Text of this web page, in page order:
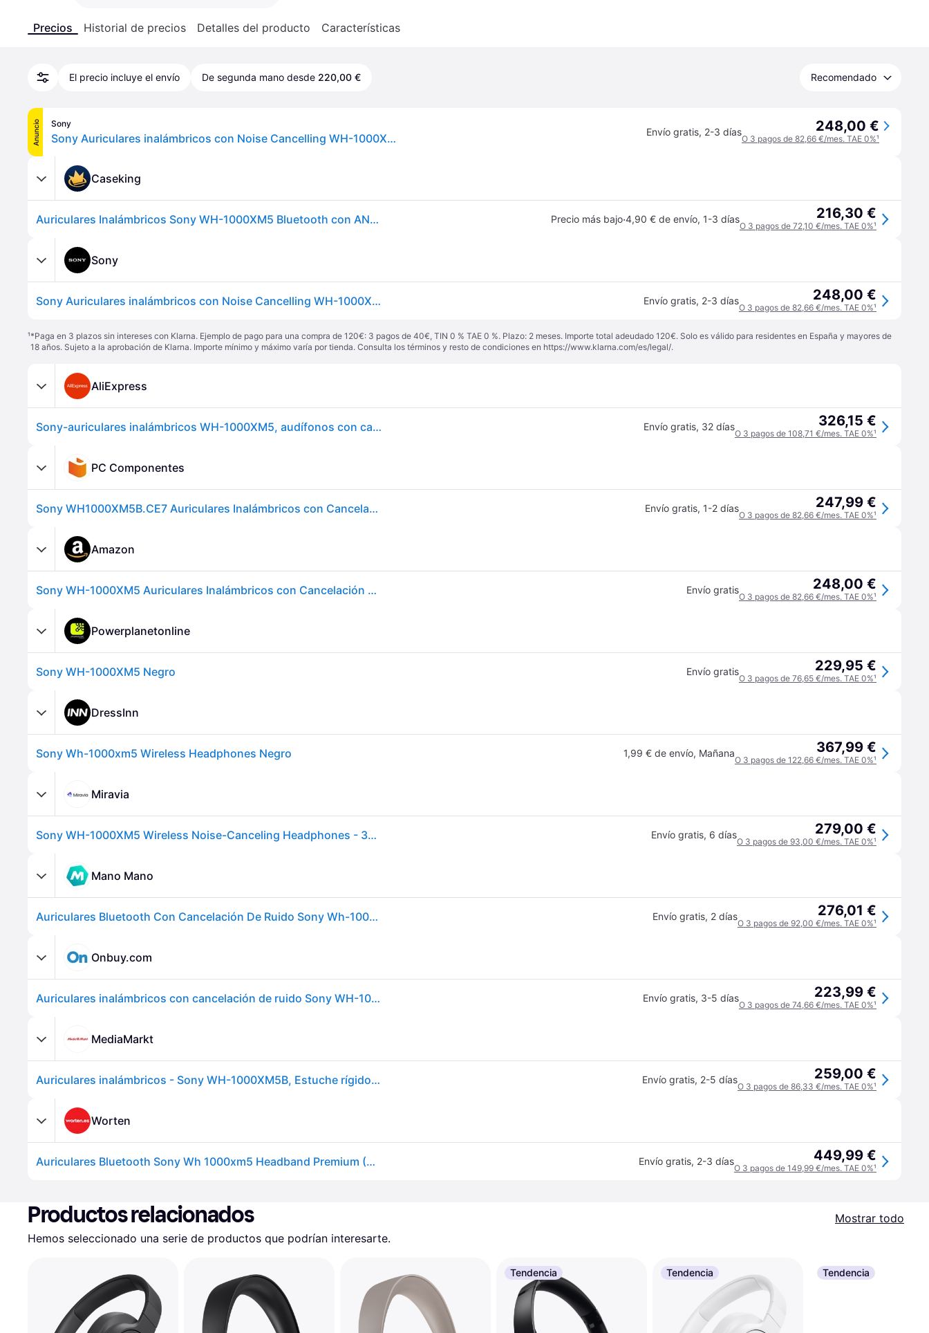
Precios Historial de precios Detalles del producto Características
El precio incluye el envío De segunda mano desde 220,00 € Recomendado
Anuncio Sony
Sony Auriculares inalámbricos con Noise Cancelling WH-1000XM5 en Negro Envío gratis, 2-3 días 248,00 €
O 3 pagos de 82,66 €/mes. TAE 0%¹
Caseking
Auriculares Inalámbricos Sony WH-1000XM5 Bluetooth con ANC NFC Negro Precio más bajo·4,90 € de envío, 1-3 días 216,30 €
O 3 pagos de 72,10 €/mes. TAE 0%¹
Sony
Sony Auriculares inalámbricos con Noise Cancelling WH-1000XM5 en Negro Envío gratis, 2-3 días 248,00 €
O 3 pagos de 82,66 €/mes. TAE 0%¹
¹*Paga en 3 plazos sin intereses con Klarna. Ejemplo de pago para una compra de 120€: 3 pagos de 40€, TIN 0 % TAE 0 %. Plazo: 2 meses. Importe total adeudado 120€. Solo es válido para residentes en España y mayores de
18 años. Sujeto a la aprobación de Klarna. Importe mínimo y máximo varía por tienda. Consulta los términos y resto de condiciones en https://www.klarna.com/es/legal/.
AliExpress
Sony-auriculares inalámbricos WH-1000XM5, audífonos con cancelación de ruido, batería de 30 horas, ajuste suave, procesador integrado de cuero V1 4, micrófonos negros - Black(Hard Case) Envío gratis, 32 días 326,15 €
O 3 pagos de 108,71 €/mes. TAE 0%¹
PC Componentes
Sony WH1000XM5B.CE7 Auriculares Inalámbricos con Cancelación de Ruido Negros + Funda Rígida Envío gratis, 1-2 días 247,99 €
O 3 pagos de 82,66 €/mes. TAE 0%¹
Amazon
Sony WH-1000XM5 Auriculares Inalámbricos con Cancelación de Activa de Ruido nivel Premium, Audio Espacial Personalizado, Hasta 30h de Batería, Auriculares de diadema Bluetooth, Negro Envío gratis 248,00 €
O 3 pagos de 82,66 €/mes. TAE 0%¹
Powerplanetonline
Sony WH-1000XM5 Negro Envío gratis 229,95 €
O 3 pagos de 76,65 €/mes. TAE 0%¹
DressInn
Sony Wh-1000xm5 Wireless Headphones Negro 1,99 € de envío, Mañana 367,99 €
O 3 pagos de 122,66 €/mes. TAE 0%¹
Miravia
Sony WH-1000XM5 Wireless Noise-Canceling Headphones - 30 Hour Battery Life, Integrated Processor V1, Soft Fit Leather Ear Pads - Black Envío gratis, 6 días 279,00 €
O 3 pagos de 93,00 €/mes. TAE 0%¹
Mano Mano
Auriculares Bluetooth Con Cancelación De Ruido Sony Wh-1000xm5 Negros Envío gratis, 2 días 276,01 €
O 3 pagos de 92,00 €/mes. TAE 0%¹
Onbuy.com
Auriculares inalámbricos con cancelación de ruido Sony WH-1000XM5 (negro) Envío gratis, 3-5 días 223,99 €
O 3 pagos de 74,66 €/mes. TAE 0%¹
MediaMarkt
Auriculares inalámbricos - Sony WH-1000XM5B, Estuche rígido, Cancelación ruido, 30h, Hi-Res, Carga Rápida, Llamada Nítida, Bluetooth, Diadema, Negro Envío gratis, 2-5 días 259,00 €
O 3 pagos de 86,33 €/mes. TAE 0%¹
Worten
Auriculares Bluetooth Sony Wh 1000xm5 Headband Premium (Over Ear - Micrófono - Cancelación De Ruido - Negro) Envío gratis, 2-3 días 449,99 €
O 3 pagos de 149,99 €/mes. TAE 0%¹
Productos relacionados
Mostrar todo
Hemos seleccionado una serie de productos que podrían interesarte.
Tendencia Tendencia Tendencia